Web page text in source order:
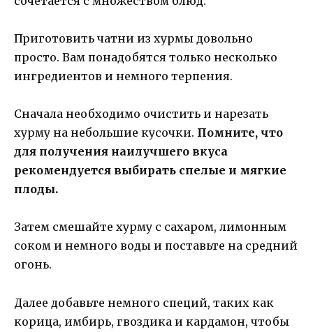
Приготовить чатни из хурмы довольно
просто. Вам понадобятся только несколько
ингредиентов и немного терпения.
Сначала необходимо очистить и нарезать
хурму на небольшие кусочки. Помните, что
для получения наилучшего вкуса
рекомендуется выбирать спелые и мягкие
плоды.
Затем смешайте хурму с сахаром, лимонным
соком и немного воды и поставьте на средний
огонь.
Далее добавьте немного специй, таких как
корица, имбирь, гвоздика и кардамон, чтобы